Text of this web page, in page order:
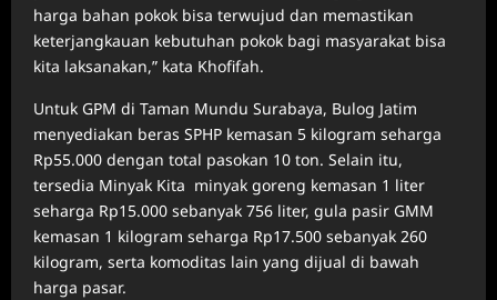
harga bahan pokok bisa terwujud dan memastikan
keterjangkauan kebutuhan pokok bagi masyarakat bisa
kita laksanakan,” kata Khofifah.
Untuk GPM di Taman Mundu Surabaya, Bulog Jatim
menyediakan beras SPHP kemasan 5 kilogram seharga
Rp55.000 dengan total pasokan 10 ton. Selain itu,
tersedia Minyak Kita minyak goreng kemasan 1 liter
seharga Rp15.000 sebanyak 756 liter, gula pasir GMM
kemasan 1 kilogram seharga Rp17.500 sebanyak 260
kilogram, serta komoditas lain yang dijual di bawah
harga pasar.